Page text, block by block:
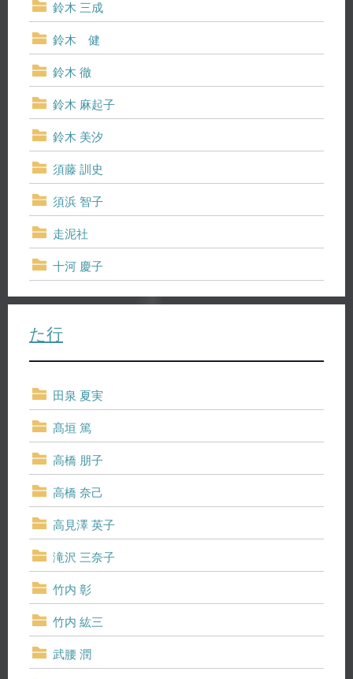
鈴木 三成
鈴木 健
鈴木 徹
鈴木 麻起子
鈴木 美汐
須藤 訓史
須浜 智子
走泥社
十河 慶子
た行
田泉 夏実
髙垣 篤
高橋 朋子
高橋 奈己
高見澤 英子
滝沢 三奈子
竹内 彰
竹内 紘三
武腰 潤